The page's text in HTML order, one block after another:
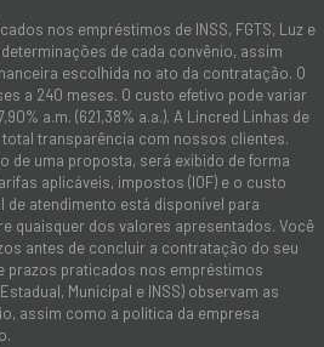
nos empréstimos de INSS, FGTS, Luz e
de cada convênio, assim
escolhida no ato da contratação. O
a 240 meses. O custo efetivo pode variar
a.m. (621,38% a.a.). A Lincred Linhas de
transparência com nossos clientes.
de uma proposta, será exibido de forma
aplicáveis, impostos (IOF) e o custo
de atendimento está disponível para
quaisquer dos valores apresentados. Você
antes de concluir a contratação do seu
prazos praticados nos empréstimos
Municipal e INSS) observam as
assim como a política da empresa